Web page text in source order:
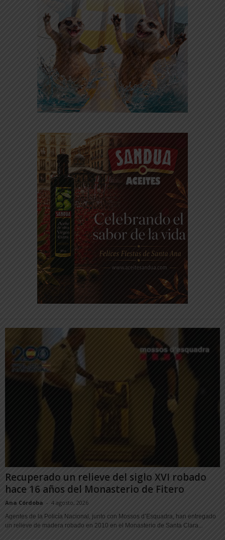
Recuperado un relieve del siglo XVI robado
hace 16 años del Monasterio de Fitero
Ana Córdoba - 4 agosto, 2026
Agentes de la Policía Nacional, junto con Mossos d’Esquadra, han entregado
un relieve de madera robado en 2010 en el Monasterio de Santa Clara...